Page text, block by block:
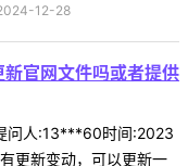
12-28
官网文件吗或者提供
问人:13***60时间:2023
更新变动，可以更新一